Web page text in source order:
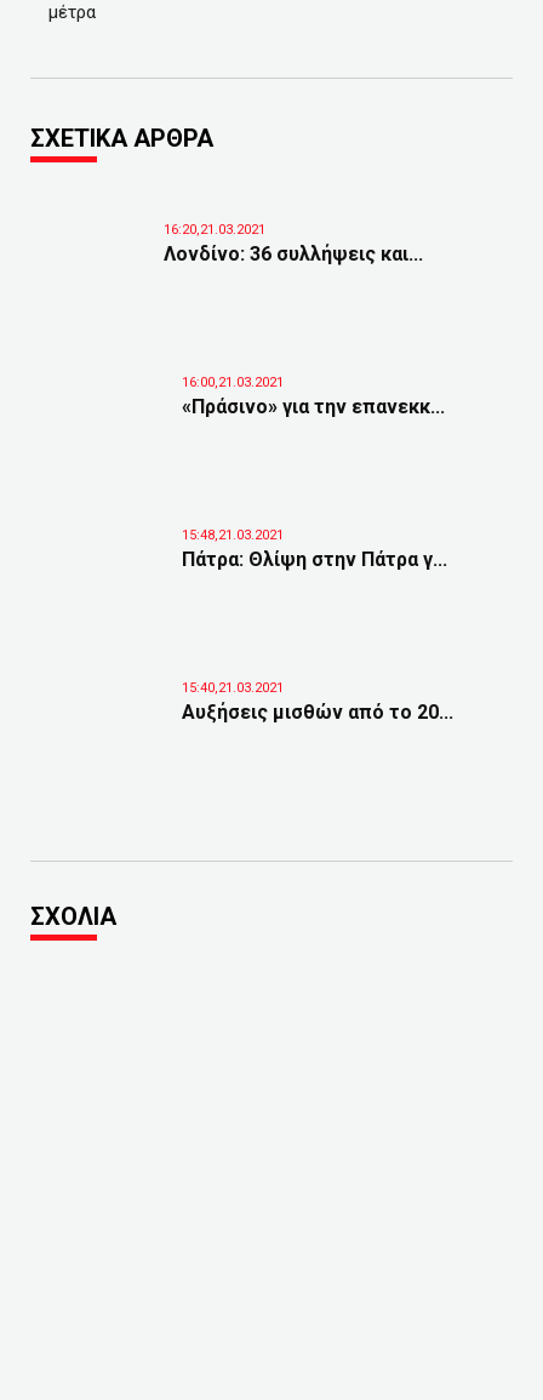
μέτρα
ΣΧΕΤΙΚΑ ΑΡΘΡΑ
16:20,21.03.2021
Λονδίνο: 36 συλλήψεις και...
16:00,21.03.2021
«Πράσινο» για την επανεκκ...
15:48,21.03.2021
Πάτρα: Θλίψη στην Πάτρα γ...
15:40,21.03.2021
Αυξήσεις μισθών από το 20...
ΣΧΟΛΙΑ